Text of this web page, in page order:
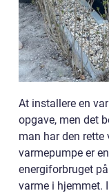
At installere en
opgave, men det
man har den rette
varmepumpe er
energiforbruget
varme i hjemmet.